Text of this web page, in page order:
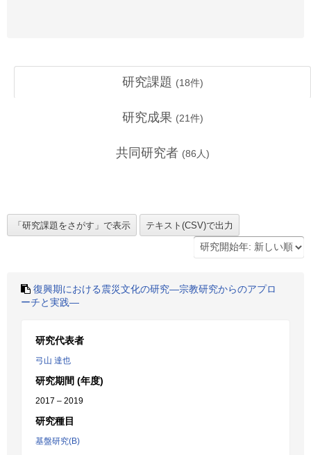
研究課題 (18件)
研究成果 (21件)
共同研究者 (86 人)
復興期における震災文化の研究―宗教研究からのアプロ
ーチと実践―
研究代表者
弓山 達也
研究期間 (年度)
2017 – 2019
研究種目
基盤研究(B)